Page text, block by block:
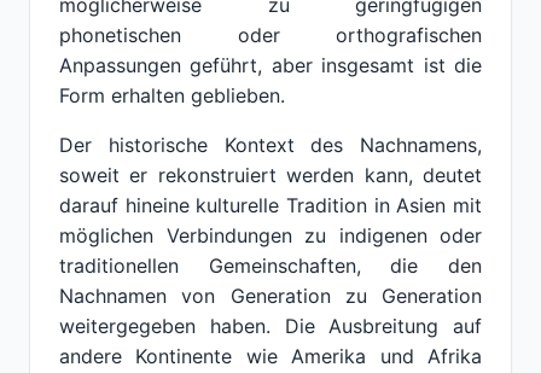
möglicherweise zu geringfügigen
phonetischen oder orthografischen
Anpassungen geführt, aber insgesamt ist die
Form erhalten geblieben.
Der historische Kontext des Nachnamens,
soweit er rekonstruiert werden kann, deutet
darauf hineine kulturelle Tradition in Asien mit
möglichen Verbindungen zu indigenen oder
traditionellen Gemeinschaften, die den
Nachnamen von Generation zu Generation
weitergegeben haben. Die Ausbreitung auf
andere Kontinente wie Amerika und Afrika